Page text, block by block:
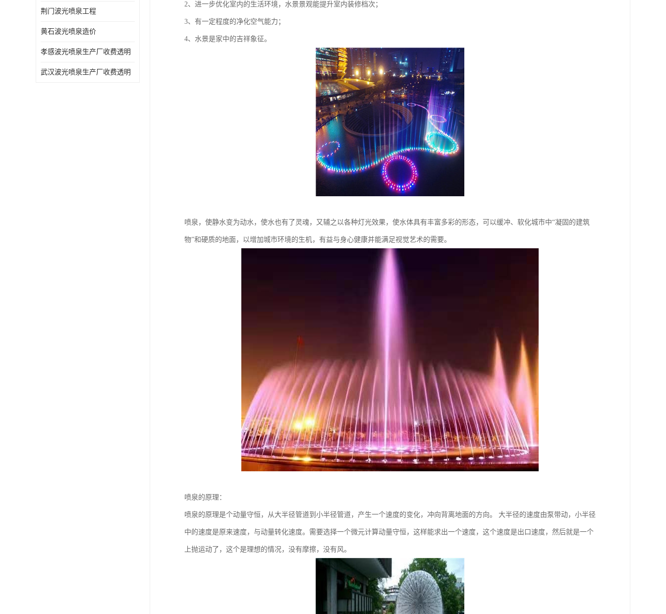
荆门波光喷泉工程
黄石波光喷泉造价
孝感波光喷泉生产厂收费透明
武汉波光喷泉生产厂收费透明
2、进一步优化室内的生活环境，水景景观能提升室内装修档次；
3、有一定程度的净化空气能力；
4、水景是家中的吉祥象征。
喷泉，使静水变为动水，使水也有了灵魂，又辅之以各种灯光效果，使水体具有丰富多彩的形态，可以缓冲、软化城市中“凝固的建筑
物”和硬质的地面，以增加城市环境的生机，有益与身心健康并能满足视觉艺术的需要。
喷泉的原理：
喷泉的原理是个动量守恒，从大半径管道到小半径管道，产生一个速度的变化，冲向背离地面的方向。 大半径的速度由泵带动，小半径
中的速度是原来速度，与动量转化速度。需要选择一个微元计算动量守恒，这样能求出一个速度，这个速度是出口速度，然后就是一个
上抛运动了，这个是理想的情况，没有摩擦，没有风。